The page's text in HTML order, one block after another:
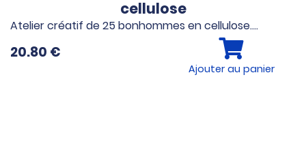
cellulose
Atelier créatif de 25 bonhommes en cellulose.…
20.80 €
Ajouter au panier